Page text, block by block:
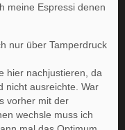
meine Espressi denen
nur über Tamperdruck
hier nachjustieren, da
nicht ausreichte. War
vorher mit der
wechsle muss ich